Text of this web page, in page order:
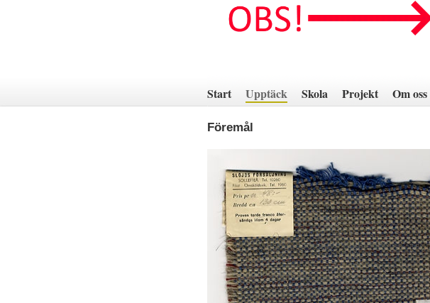
innehåll
Start Upptäck Skola Projekt Om oss
Föremål